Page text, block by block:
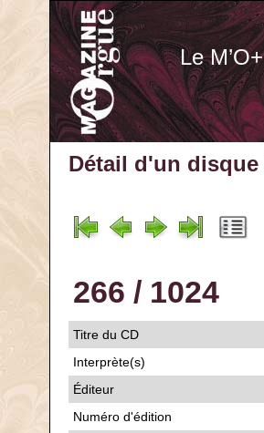
Le M’O+
Détail d'un
266 / 1024
Titre du CD
Interprète(s)
Éditeur
Numéro d'édition